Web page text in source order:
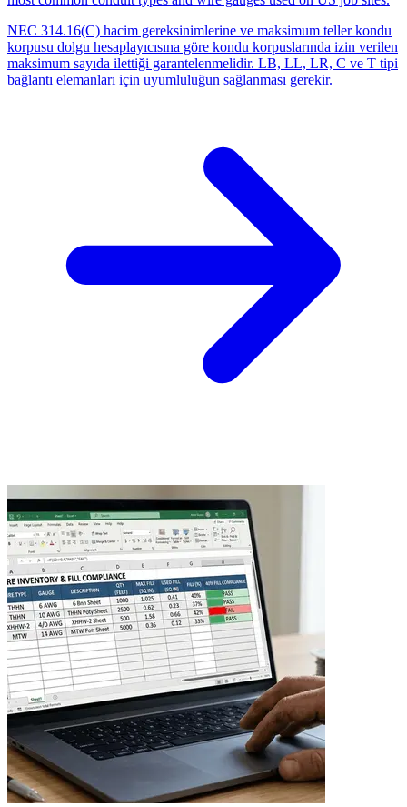
NEC 314.16(C) hacim gereksinimlerine ve maksimum teller kondu
korpusu dolgu hesaplayıcısına göre kondu korpuslarında izin verilen
maksimum sayıda ilettiği garantelenmelidir. LB, LL, LR, C ve T tipi
bağlantı elemanları için uyumluluğun sağlanması gerekir.